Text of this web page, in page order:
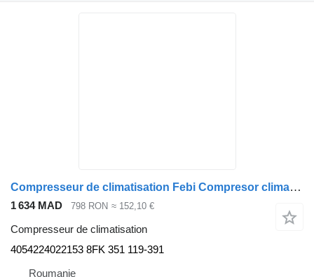
Compresseur de climatisation Febi Compresor climatizare DAF 4054224022153 pour tracteur routier DAF CF, XF 106
1 634 MAD 798 RON ≈ 152,10 €
Compresseur de climatisation
4054224022153 8FK 351 119-391
Roumanie